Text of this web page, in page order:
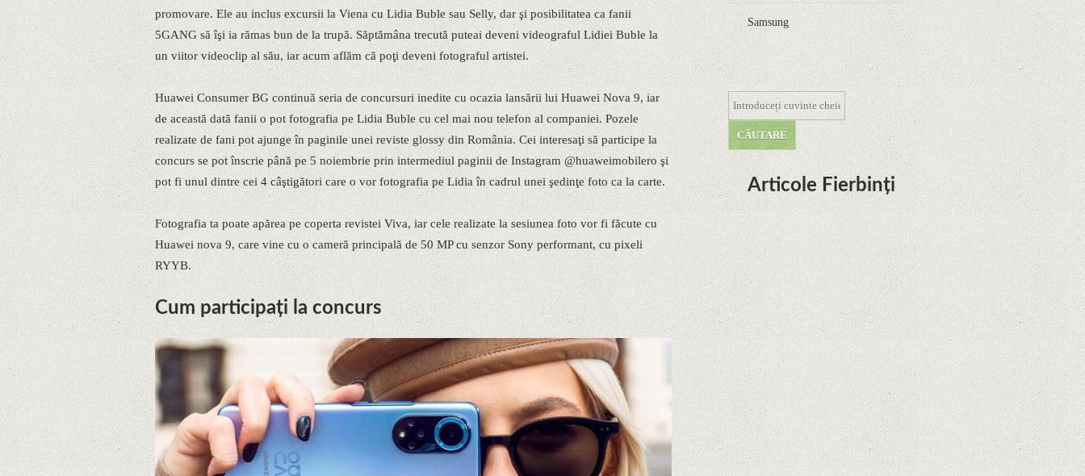
promovare. Ele au inclus excursii la Viena cu Lidia Buble sau Selly, dar şi posibilitatea ca fanii
5GANG să îşi ia rămas bun de la trupă. Săptămâna trecută puteai deveni videograful Lidiei Buble la
un viitor videoclip al său, iar acum aflăm că poţi deveni fotograful artistei.
Huawei Consumer BG continuă seria de concursuri inedite cu ocazia lansării lui Huawei Nova 9, iar
de această dată fanii o pot fotografia pe Lidia Buble cu cel mai nou telefon al companiei. Pozele
realizate de fani pot ajunge în paginile unei reviste glossy din România. Cei interesaţi să participe la
concurs se pot înscrie până pe 5 noiembrie prin intermediul paginii de Instagram @huaweimobilero şi
pot fi unul dintre cei 4 câştigători care o vor fotografia pe Lidia în cadrul unei şedinţe foto ca la carte.
Fotografia ta poate apărea pe coperta revistei Viva, iar cele realizate la sesiunea foto vor fi făcute cu
Huawei nova 9, care vine cu o cameră principală de 50 MP cu senzor Sony performant, cu pixeli
RYYB.
Cum participaţi la concurs
Samsung
Articole Fierbinți
Dota Anime venind la Netflix în
această lună de la Legenda Korra
Studio Mir
Curtea Supremă reglementează în
favoarea Google în Oracle Java
Fight
Zvon: aplicațiile Google nu se mai
pot instala pe terminalele Huawei
cu procesoare Kirin